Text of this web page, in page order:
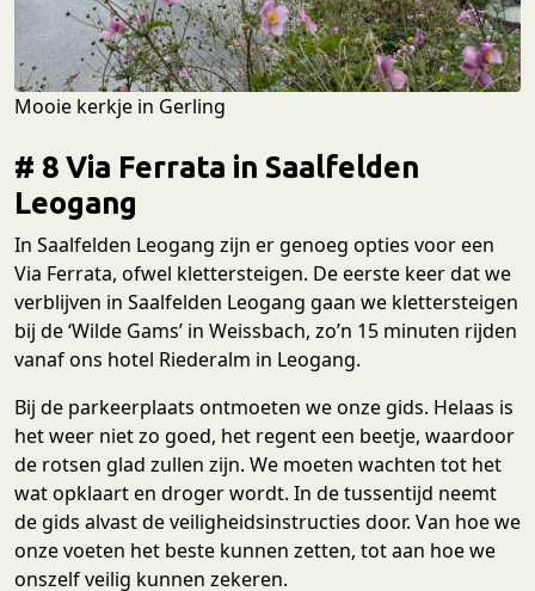
Mooie kerkje in Gerling
# 8 Via Ferrata in Saalfelden
Leogang
In Saalfelden Leogang zijn er genoeg opties voor een
Via Ferrata, ofwel klettersteigen. De eerste keer dat we
verblijven in Saalfelden Leogang gaan we klettersteigen
bij de ‘Wilde Gams’ in Weissbach, zo’n 15 minuten rijden
vanaf ons hotel Riederalm in Leogang.
Bij de parkeerplaats ontmoeten we onze gids. Helaas is
het weer niet zo goed, het regent een beetje, waardoor
de rotsen glad zullen zijn. We moeten wachten tot het
wat opklaart en droger wordt. In de tussentijd neemt
de gids alvast de veiligheidsinstructies door. Van hoe we
onze voeten het beste kunnen zetten, tot aan hoe we
onszelf veilig kunnen zekeren.